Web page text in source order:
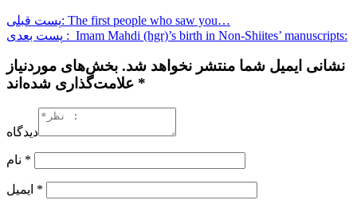
پست قبلی: The first people who saw you…
پست بعدی : Imam Mahdi (hgr)’s birth in Non-Shiites’ manuscripts:
نشانی ایمیل شما منتشر نخواهد شد. بخش‌های موردنیاز
علامت‌گذاری شده‌اند *
دیدگاه
*
*